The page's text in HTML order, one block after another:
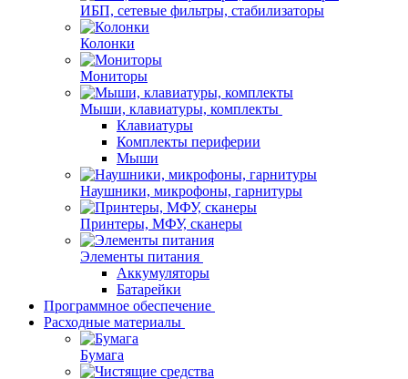
ИБП, сетевые фильтры, стабилизаторы
Колонки
Мониторы
Мыши, клавиатуры, комплекты
Клавиатуры
Комплекты периферии
Мыши
Наушники, микрофоны, гарнитуры
Принтеры, МФУ, сканеры
Элементы питания
Аккумуляторы
Батарейки
Программное обеспечение
Расходные материалы
Бумага